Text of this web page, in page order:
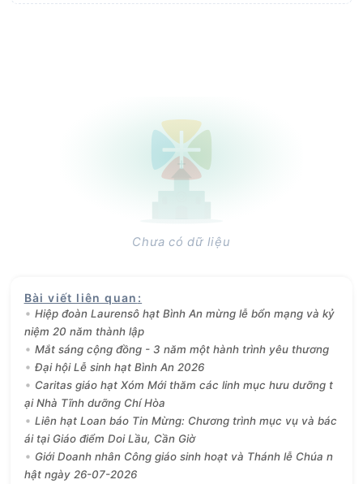
Chưa có dữ liệu
Bài viết liên quan :
Hiệp đoàn Laurensô hạt Bình An mừng lễ bổn mạng và kỷ
niệm 20 năm thành lập
Mắt sáng cộng đồng - 3 năm một hành trình yêu thương
Đại hội Lễ sinh hạt Bình An 2026
Caritas giáo hạt Xóm Mới thăm các linh mục hưu dưỡng t
ại Nhà Tĩnh dưỡng Chí Hòa
Liên hạt Loan báo Tin Mừng: Chương trình mục vụ và bác
ái tại Giáo điểm Doi Lầu, Cần Giờ
Giới Doanh nhân Công giáo sinh hoạt và Thánh lễ Chúa n
hật ngày 26-07-2026